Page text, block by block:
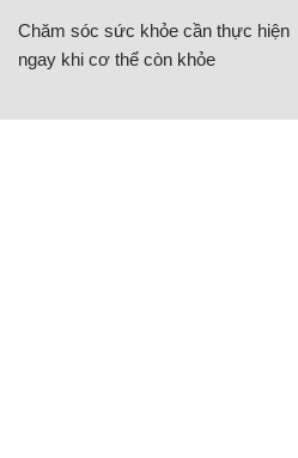
Chăm sóc sức khỏe cần thực hiện
ngay khi cơ thể còn khỏe